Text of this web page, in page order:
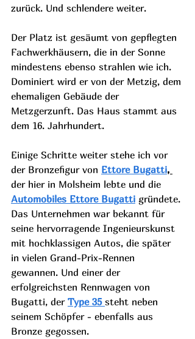
zurück. Und schlendere weiter.
Der Platz ist gesäumt von gepflegten
Fachwerkhäusern, die in der Sonne
mindestens ebenso strahlen wie ich.
Dominiert wird er von der Metzig, dem
ehemaligen Gebäude der
Metzgerzunft. Das Haus stammt aus
dem 16. Jahrhundert.
Einige Schritte weiter stehe ich vor
der Bronzefigur von Ettore Bugatti,
der hier in Molsheim lebte und die
Automobiles Ettore Bugatti gründete.
Das Unternehmen war bekannt für
seine hervorragende Ingenieurskunst
mit hochklassigen Autos, die später
in vielen Grand-Prix-Rennen
gewannen. Und einer der
erfolgreichsten Rennwagen von
Bugatti, der Type 35 steht neben
seinem Schöpfer - ebenfalls aus
Bronze gegossen.